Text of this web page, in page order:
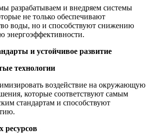
разрабатываем и внедряем системы
не только обеспечивают
воды, но и способствуют снижению
энергоэффективности.
и устойчивое развитие
технологии
воздействие на окружающую
которые соответствуют самым
стандартам и способствуют
ресурсов